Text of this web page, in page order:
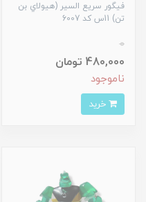
فیگور سریع السیر (هیولاي بن
تن) 11س کد 6007
0
480,000 تومان
ناموجود